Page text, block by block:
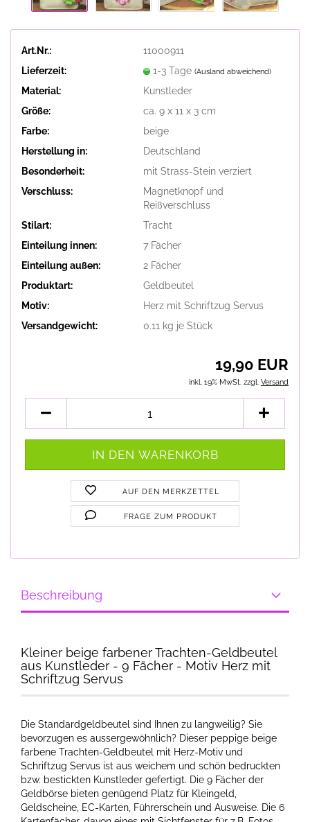
Art.Nr.:
11000911
Lieferzeit:
1-3 Tage (Ausland abweichend)
Material:
Kunstleder
Größe:
ca. 9 x 11 x 3 cm
Farbe:
beige
Herstellung in:
Deutschland
Besonderheit:
mit Strass-Stein verziert
Verschluss:
Magnetknopf und
Reißverschluss
Stilart:
Tracht
Einteilung innen:
7 Fächer
Einteilung außen:
2 Fächer
Produktart:
Geldbeutel
Motiv:
Herz mit Schriftzug Servus
Versandgewicht:
0.11 kg je Stück
19,90 EUR
inkl. 19% MwSt. zzgl. Versand
AUF DEN MERKZETTEL
FRAGE ZUM PRODUKT
Beschreibung
Kleiner beige farbener Trachten-Geldbeutel
aus Kunstleder - 9 Fächer - Motiv Herz mit
Schriftzug Servus
Die Standardgeldbeutel sind Ihnen zu langweilig? Sie
bevorzugen es aussergewöhnlich? Dieser peppige beige
farbene Trachten-Geldbeutel mit Herz-Motiv und
Schriftzug Servus ist aus weichem und schön bedruckten
bzw. bestickten Kunstleder gefertigt. Die 9 Fächer der
Geldbörse bieten genügend Platz für Kleingeld,
Geldscheine, EC-Karten, Führerschein und Ausweise. Die 6